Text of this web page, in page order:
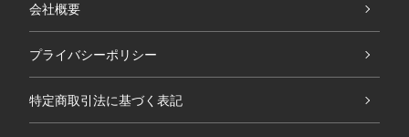
会社概要
プライバシーポリシー
特定商取引法に基づく表記